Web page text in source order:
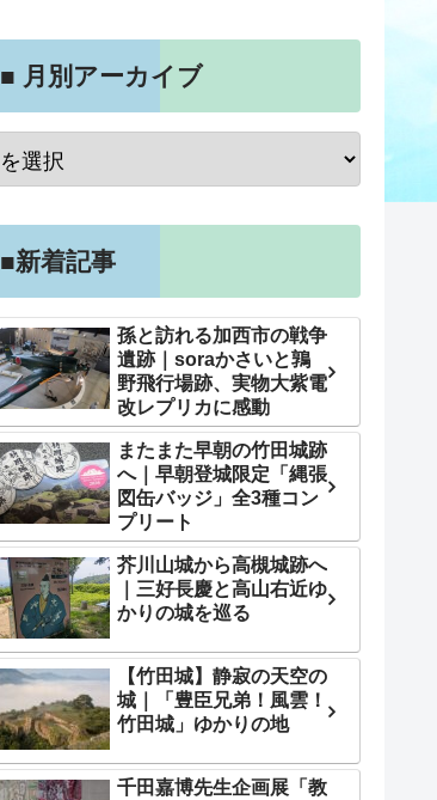
■ 月別アーカイブ
■新着記事
孫と訪れる加西市の戦争
遺跡｜soraかさいと鶉
野飛行場跡、実物大紫電
改レプリカに感動
またまた早朝の竹田城跡
へ｜早朝登城限定「縄張
図缶バッジ」全3種コン
プリート
芥川山城から高槻城跡へ
｜三好長慶と高山右近ゆ
かりの城を巡る
【竹田城】静寂の天空の
城｜「豊臣兄弟！風雲！
竹田城」ゆかりの地
千田嘉博先生企画展「教